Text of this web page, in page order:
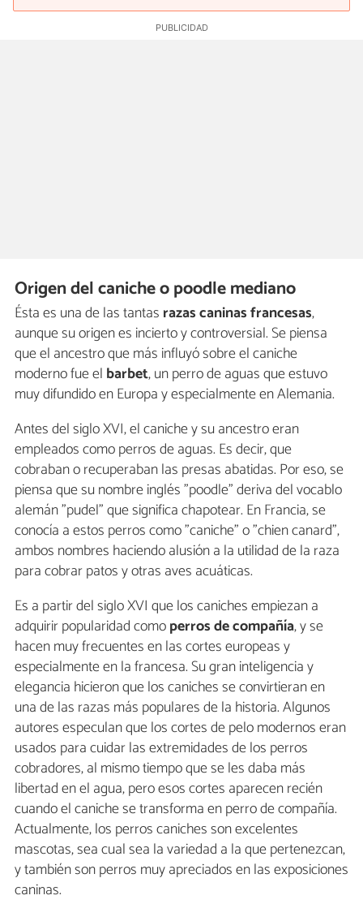
Origen del caniche o poodle mediano
Ésta es una de las tantas razas caninas francesas,
aunque su origen es incierto y controversial. Se piensa
que el ancestro que más influyó sobre el caniche
moderno fue el barbet, un perro de aguas que estuvo
muy difundido en Europa y especialmente en Alemania.
Antes del siglo XVI, el caniche y su ancestro eran
empleados como perros de aguas. Es decir, que
cobraban o recuperaban las presas abatidas. Por eso, se
piensa que su nombre inglés "poodle" deriva del vocablo
alemán "pudel" que significa chapotear. En Francia, se
conocía a estos perros como "caniche" o "chien canard",
ambos nombres haciendo alusión a la utilidad de la raza
para cobrar patos y otras aves acuáticas.
Es a partir del siglo XVI que los caniches empiezan a
adquirir popularidad comoperros de compañía, y se
hacen muy frecuentes en las cortes europeas y
especialmente en la francesa. Su gran inteligencia y
elegancia hicieron que los caniches se convirtieran en
una de las razas más populares de la historia. Algunos
autores especulan que los cortes de pelo modernos eran
usados para cuidar las extremidades de los perros
cobradores, al mismo tiempo que se les daba más
libertad en el agua, pero esos cortes aparecen recién
cuando el caniche se transforma en perro de compañía.
Actualmente, los perros caniches son excelentes
mascotas, sea cual sea la variedad a la que pertenezcan,
y también son perros muy apreciados en las exposiciones
caninas.